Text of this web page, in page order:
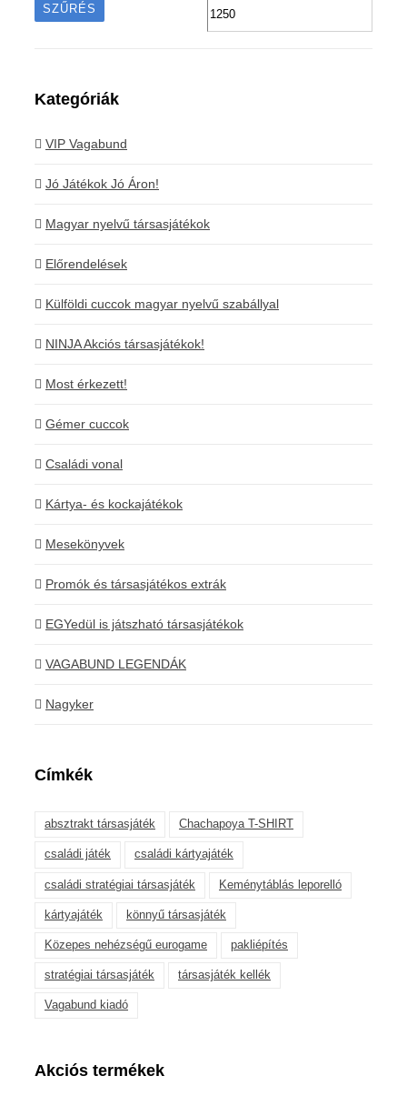
SZŰRÉS
Kategóriák
VIP Vagabund
Jó Játékok Jó Áron!
Magyar nyelvű társasjátékok
Előrendelések
Külföldi cuccok magyar nyelvű szabállyal
NINJA Akciós társasjátékok!
Most érkezett!
Gémer cuccok
Családi vonal
Kártya- és kockajátékok
Mesekönyvek
Promók és társasjátékos extrák
EGYedül is játszható társasjátékok
VAGABUND LEGENDÁK
Nagyker
Címkék
absztrakt társasjáték Chachapoya T-SHIRT
családi játék családi kártyajáték
családi stratégiai társasjáték Keménytáblás leporelló
kártyajáték könnyű társasjáték
Közepes nehézségű eurogame pakliépítés
stratégiai társasjáték társasjáték kellék
Vagabund kiadó
Akciós termékek